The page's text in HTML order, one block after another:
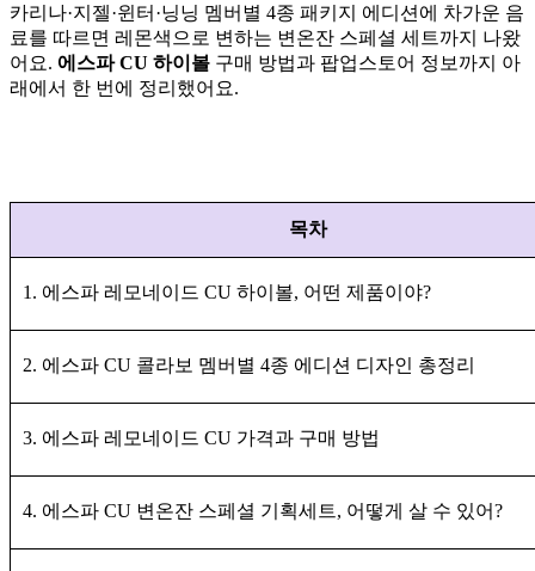
카리나·지젤·윈터·닝닝 멤버별 4종 패키지 에디션에 차가운 음
료를 따르면 레몬색으로 변하는 변온잔 스페셜 세트까지 나왔
어요. 에스파 CU 하이볼 구매 방법과 팝업스토어 정보까지 아
래에서 한 번에 정리했어요.
목차
1. 에스파 레모네이드 CU 하이볼, 어떤 제품이야?
2. 에스파 CU 콜라보 멤버별 4종 에디션 디자인 총정리
3. 에스파 레모네이드 CU 가격과 구매 방법
4. 에스파 CU 변온잔 스페셜 기획세트, 어떻게 살 수 있어?